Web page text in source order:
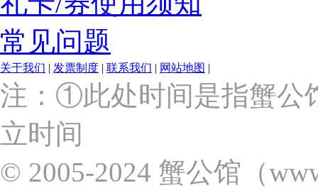
常见问题
关于我们 | 发票制度 | 联系我们 | 网站地图 |
上
海
市
浦
东
区
注：①此处时间是指蟹公
立时间
© 2005-2024 蟹公馆（